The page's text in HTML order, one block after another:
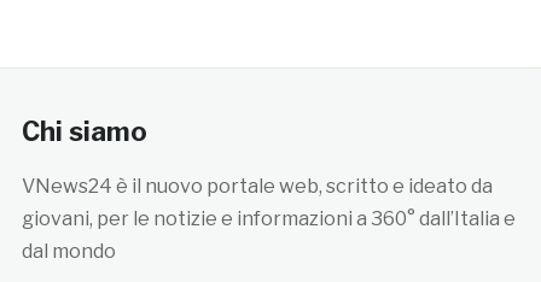
Chi siamo
VNews24 è il nuovo portale web, scritto e ideato da
giovani, per le notizie e informazioni a 360° dall’Italia e
dal mondo